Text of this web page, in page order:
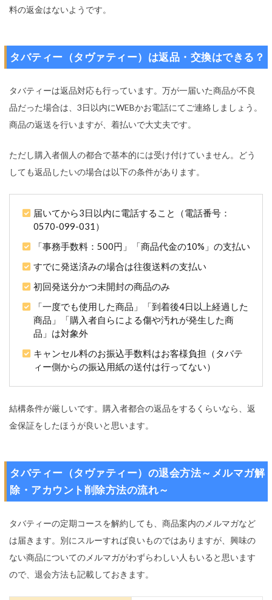
料の返金はないようです。
タバティー（タヴァティー）は返品・交換はできる？
タバティーは返品対応も行っています。万が一届いた商品が不良
品だった場合は、3日以内にWEBかお電話にてご連絡しましょう。
商品の返送を行いますが、着払いで大丈夫です。
ただし購入者個人の都合で基本的には受け付けていません。どう
しても返品したいの場合は以下の条件があります。
届いてから3日以内に電話すること（電話番号：
0570-099-031）
「事務手数料：500円」「商品代金の10%」の支払い
すでに発送済みの場合は往復送料の支払い
初回発送分かつ未開封の商品のみ
「一度でも使用した商品」「到着後4日以上経過した
商品」「購入者自らによる傷や汚れが発生した商
品」は対象外
キャンセル料のお振込手数料はお客様負担（タバテ
ィー側からの振込用紙の送付は行ってない）
結構条件が厳しいです。購入者都合の返品をするくらいなら、返
金保証をしたほうが良いと思います。
タバティー（タヴァティー）の退会方法～メルマガ解
除・アカウント削除方法の流れ～
タバティーの定期コースを解約しても、商品案内のメルマガなど
は届きます。別にスルーすれば良いものではありますが、興味の
ない商品についてのメルマガがわずらわしい人もいると思います
ので、退会方法も記載しておきます。